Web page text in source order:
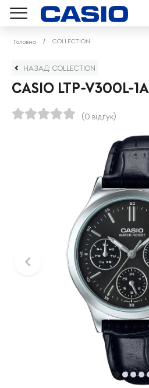
Головна COLLECTION
НАЗАД: COLLECTION
CASIO LTP-V300L-1A
(0 відгук)